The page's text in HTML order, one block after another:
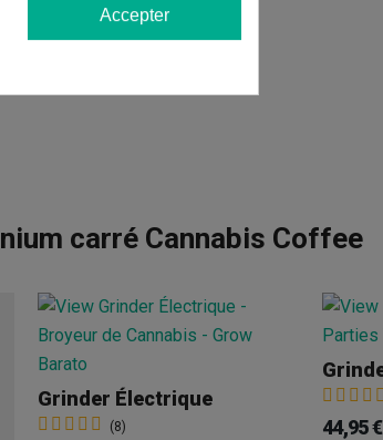
carré Cannabis Coffee
Grinder Électrique
(8) 44,95 €
Accepter